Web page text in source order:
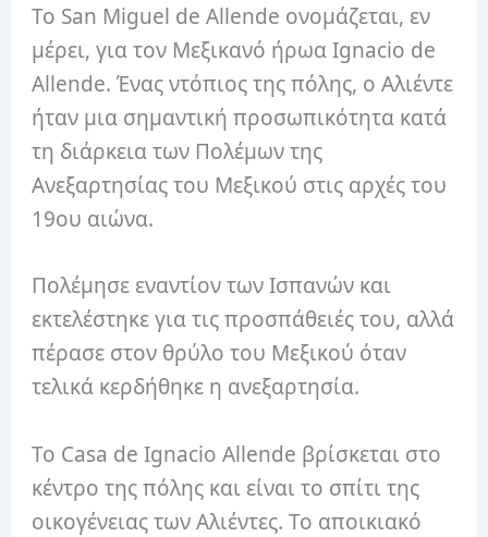
Το San Miguel de Allende ονομάζεται, εν
μέρει, για τον Μεξικανό ήρωα Ignacio de
Allende. Ένας ντόπιος της πόλης, ο Αλιέντε
ήταν μια σημαντική προσωπικότητα κατά
τη διάρκεια των Πολέμων της
Ανεξαρτησίας του Μεξικού στις αρχές του
19ου αιώνα.
Πολέμησε εναντίον των Ισπανών και
εκτελέστηκε για τις προσπάθειές του, αλλά
πέρασε στον θρύλο του Μεξικού όταν
τελικά κερδήθηκε η ανεξαρτησία.
Το Casa de Ignacio Allende βρίσκεται στο
κέντρο της πόλης και είναι το σπίτι της
οικογένειας των Αλιέντες. Το αποικιακό